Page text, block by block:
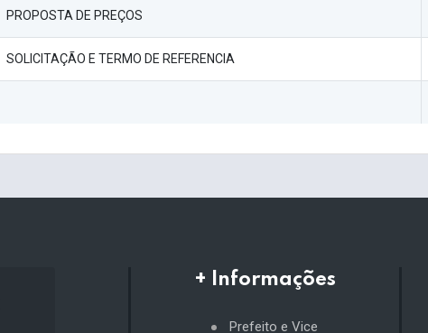
PROPOSTA DE PREÇOS
SOLICITAÇÃO E TERMO DE REFERENCIA
+ Informações
Prefeito e Vice